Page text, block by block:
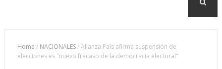
Home / NACIONALES/Alianza País afirma suspensión de
elecciones es "nuevo fracaso de la democracia electoral"